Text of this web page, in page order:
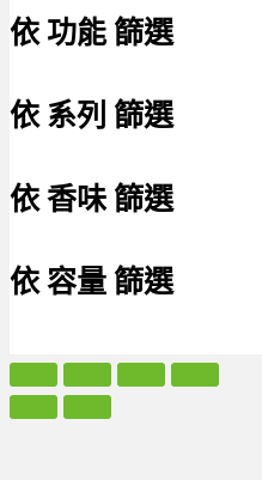
依 功能 篩選
依 系列 篩選
依 香味 篩選
依 容量 篩選